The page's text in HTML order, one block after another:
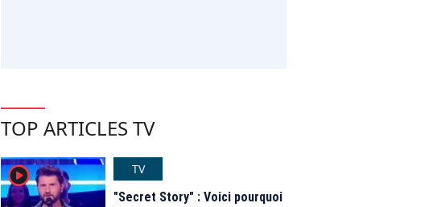
TOP ARTICLES TV
player2
TV
"Secret Story" : Voici pourquoi